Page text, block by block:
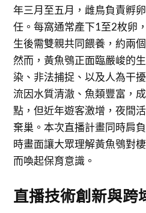
年三月至五月，雌鳥負責孵
任。每窩通常產下1至2枚卵
生後需雙親共同餵養，約兩
然而，黃魚鴞正面臨嚴峻的
染、非法捕捉、以及人為干
流因水質清澈、魚類豐富，
點，但近年遊客激增，夜間
棄巢。本次直播計畫同時肩
時畫面讓大眾理解黃魚鴞對
而喚起保育意識。
直播技術創新與跨